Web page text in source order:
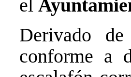
el
Derivado
conforme a